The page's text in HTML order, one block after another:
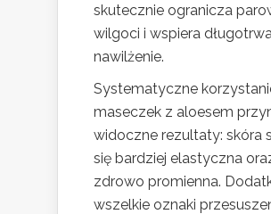
skutecznie ogranicza
wilgoci i wspiera
nawilżenie.
Systematyczne
maseczek z aloesem
widoczne rezultaty: skóra
się bardziej elastyczna
zdrowo promienna.
wszelkie oznaki